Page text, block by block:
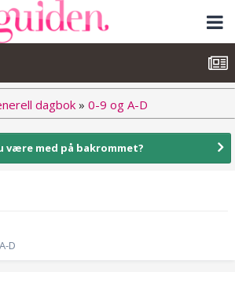
dagbok » 0-9 og A-D
være med på bakrommet?
D